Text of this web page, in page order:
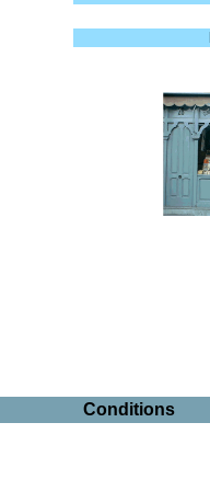
Conditions